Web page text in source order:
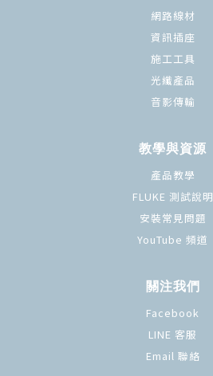
網路線材
資訊插座
施工工具
光纖產品
音影傳輸
教學與資源
產品教學
FLUKE 測試說明
安裝常見問題
YouTube 頻道
關注我們
Facebook
LINE 客服
Email 聯絡